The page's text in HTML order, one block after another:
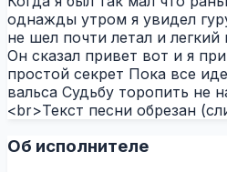
однажды утром я увидел
не шел почти летал и легкий
Он сказал привет вот и я
простой секрет Пока все
вальса Судьбу торопить не
<br>Текст песни обрезан
Об исполнителе